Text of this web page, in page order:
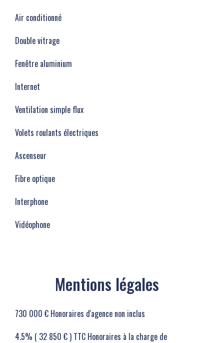
Air conditionné
Double vitrage
Fenêtre aluminium
Internet
Ventilation simple flux
Volets roulants électriques
Ascenseur
Fibre optique
Interphone
Vidéophone
Mentions légales
730 000 € Honoraires d'agence non inclus
4.5% ( 32 850 € ) TTC Honoraires à la charge de